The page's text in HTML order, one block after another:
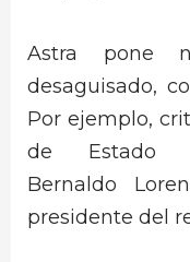
Astra pone
desaguisado,
Por ejemplo,
de Estado
Bernaldo
presidente del